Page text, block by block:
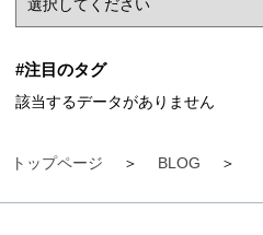
トップページ BLOG
#注目のタグ
該当するデータがありません